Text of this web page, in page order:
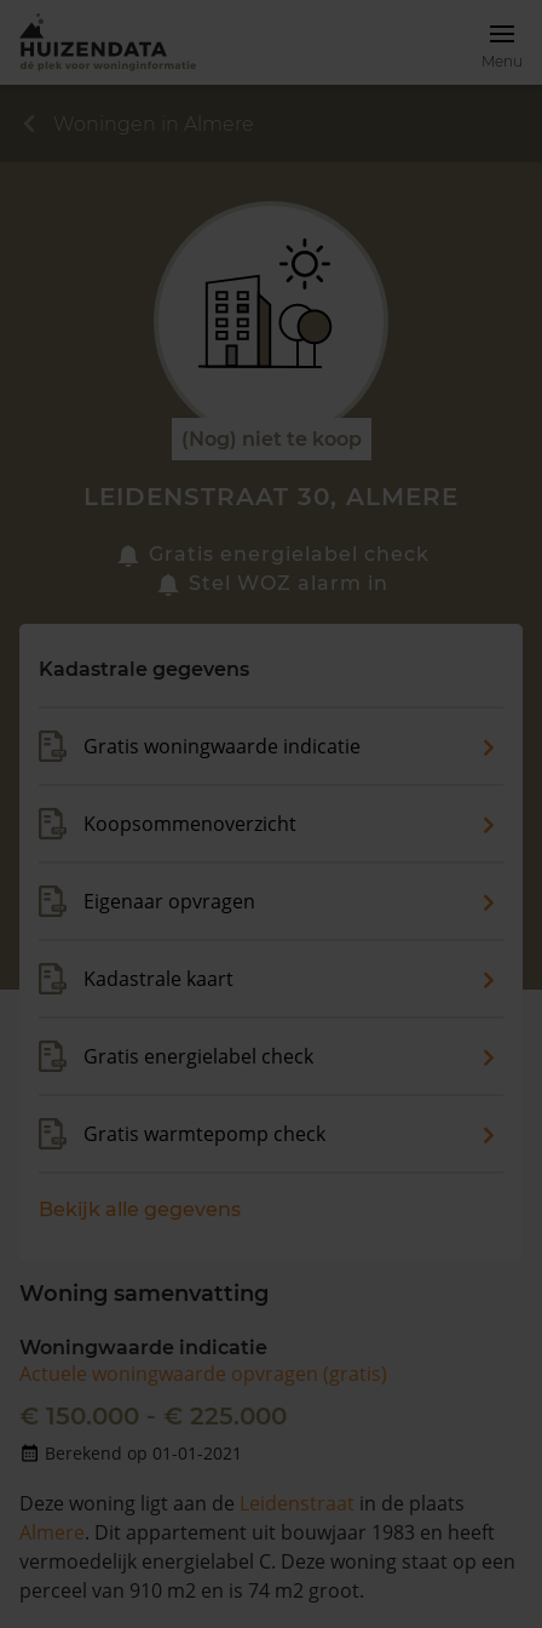
Menu
Zoek een woning
Maandag t/m vrijdag - 08:00 -18:00
Woningen in Almere
(Nog) niet te koop
LEIDENSTRAAT 30, ALMERE
Gratis energielabel check
Stel WOZ alarm in
Kadastrale gegevens
Gratis woningwaarde indicatie
Koopsommenoverzicht
Eigenaar opvragen
Kadastrale kaart
Gratis energielabel check
Gratis warmtepomp check
Bekijk alle gegevens
Woning samenvatting
Woningwaarde indicatie
Actuele woningwaarde opvragen (gratis)
€ 150.000 - € 225.000
Berekend op 01-01-2021
Deze woning ligt aan de Leidenstraat in de plaats
Almere. Dit appartement uit bouwjaar 1983 en heeft
vermoedelijk energielabel C. Deze woning staat op een
perceel van 910 m2 en is 74 m2 groot.